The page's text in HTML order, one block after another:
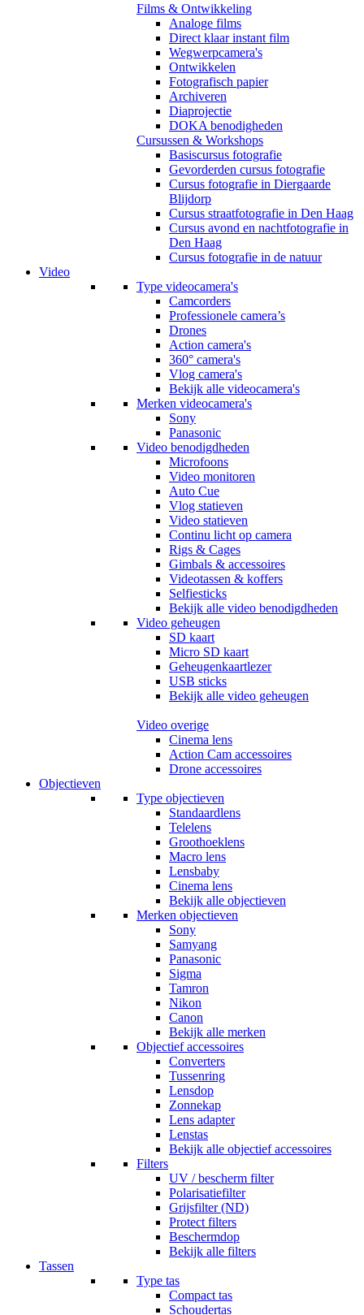
Films & Ontwikkeling
Analoge films
Direct klaar instant film
Wegwerpcamera's
Ontwikkelen
Fotografisch papier
Archiveren
Diaprojectie
DOKA benodigheden
Cursussen & Workshops
Basiscursus fotografie
Gevorderden cursus fotografie
Cursus fotografie in Diergaarde
Blijdorp
Cursus straatfotografie in Den Haag
Cursus avond en nachtfotografie in
Den Haag
Cursus fotografie in de natuur
Video
Type videocamera's
Camcorders
Professionele camera’s
Drones
Action camera's
360° camera's
Vlog camera's
Bekijk alle videocamera's
Merken videocamera's
Sony
Panasonic
Video benodigdheden
Microfoons
Video monitoren
Auto Cue
Vlog statieven
Video statieven
Continu licht op camera
Rigs & Cages
Gimbals & accessoires
Videotassen & koffers
Selfiesticks
Bekijk alle video benodigdheden
Video geheugen
SD kaart
Micro SD kaart
Geheugenkaartlezer
USB sticks
Bekijk alle video geheugen
Video overige
Cinema lens
Action Cam accessoires
Drone accessoires
Objectieven
Type objectieven
Standaardlens
Telelens
Groothoeklens
Macro lens
Lensbaby
Cinema lens
Bekijk alle objectieven
Merken objectieven
Sony
Samyang
Panasonic
Sigma
Tamron
Nikon
Canon
Bekijk alle merken
Objectief accessoires
Converters
Tussenring
Lensdop
Zonnekap
Lens adapter
Lenstas
Bekijk alle objectief accessoires
Filters
UV / bescherm filter
Polarisatiefilter
Grijsfilter (ND)
Protect filters
Beschermdop
Bekijk alle filters
Tassen
Type tas
Compact tas
Schoudertas